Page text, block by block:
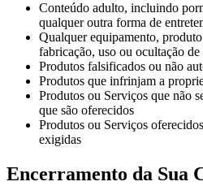
Conteúdo adulto, incluindo
qualquer outra forma de
Qualquer equipamento,
fabricação, uso ou ocultação de
Produtos falsificados ou não
Produtos que infrinjam a
Produtos ou Serviços que não
que são oferecidos
Produtos ou Serviços
exigidas
Encerramento da Sua